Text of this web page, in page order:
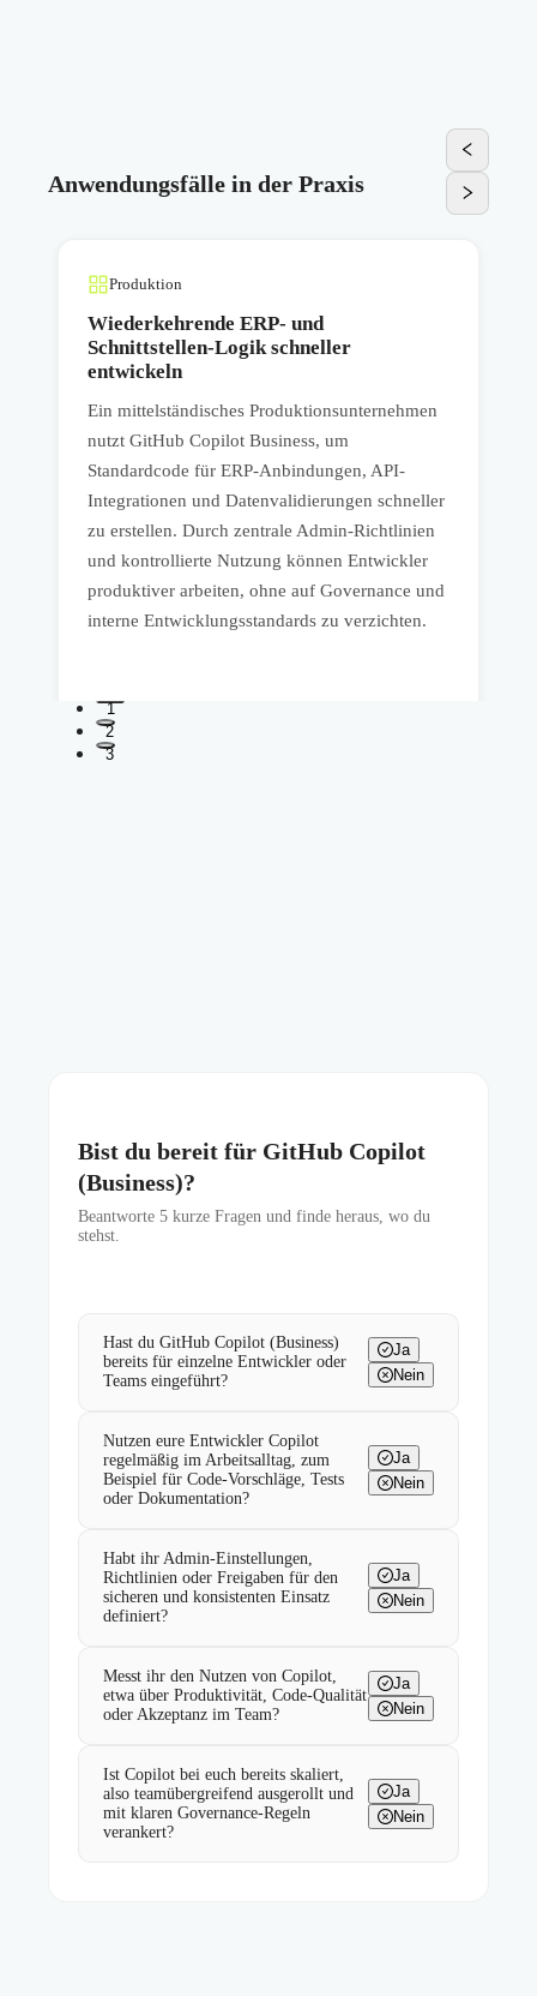
Anwendungsfälle in der Praxis
Produktion
Wiederkehrende ERP- und
Schnittstellen-Logik schneller
entwickeln
Ein mittelständisches Produktionsunternehmen
nutzt GitHub Copilot Business, um
Standardcode für ERP-Anbindungen, API-
Integrationen und Datenvalidierungen schneller
zu erstellen. Durch zentrale Admin-Richtlinien
und kontrollierte Nutzung können Entwickler
produktiver arbeiten, ohne auf Governance und
interne Entwicklungsstandards zu verzichten.
1
2
3
Bist du bereit für GitHub Copilot
(Business)?
Beantworte 5 kurze Fragen und finde heraus, wo du
stehst.
Hast du GitHub Copilot (Business)
bereits für einzelne Entwickler oder
Teams eingeführt?
Ja
Nein
Nutzen eure Entwickler Copilot
regelmäßig im Arbeitsalltag, zum
Beispiel für Code-Vorschläge, Tests
oder Dokumentation?
Ja
Nein
Habt ihr Admin-Einstellungen,
Richtlinien oder Freigaben für den
sicheren und konsistenten Einsatz
definiert?
Ja
Nein
Messt ihr den Nutzen von Copilot,
etwa über Produktivität, Code-Qualität
oder Akzeptanz im Team?
Ja
Nein
Ist Copilot bei euch bereits skaliert,
also teamübergreifend ausgerollt und
mit klaren Governance-Regeln
verankert?
Ja
Nein